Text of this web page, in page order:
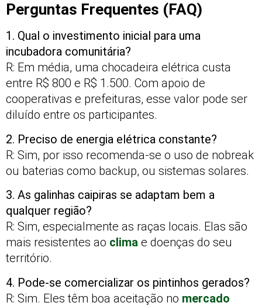
Perguntas Frequentes (FAQ)
1. Qual o investimento inicial para uma
incubadora comunitária?
R: Em média, uma chocadeira elétrica custa
entre R$ 800 e R$ 1.500. Com apoio de
cooperativas e prefeituras, esse valor pode ser
diluído entre os participantes.
2. Preciso de energia elétrica constante?
R: Sim, por isso recomenda-se o uso de nobreak
ou baterias como backup, ou sistemas solares.
3. As galinhas caipiras se adaptam bem a
qualquer região?
R: Sim, especialmente as raças locais. Elas são
mais resistentes ao clima e doenças do seu
território.
4. Pode-se comercializar os pintinhos gerados?
R: Sim. Eles têm boa aceitação no mercado